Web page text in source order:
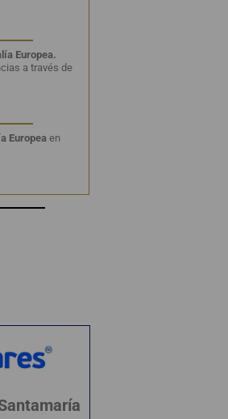
Europea.
a través de
Europeaen